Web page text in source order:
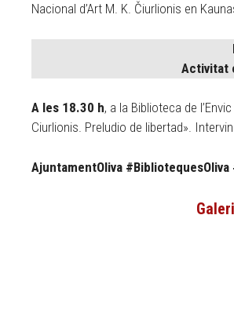
Nacional d’Art M. K. Čiurlionis en
Activitat
A les 18.30 h, a la Biblioteca de
Ciurlionis. Preludio de libertad».
AjuntamentOliva